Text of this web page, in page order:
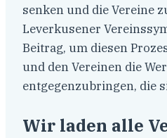
senken und die Vereine
Leverkusener
Beitrag, um diesen
und den Vereinen die
entgegenzubringen, die
Wir laden alle